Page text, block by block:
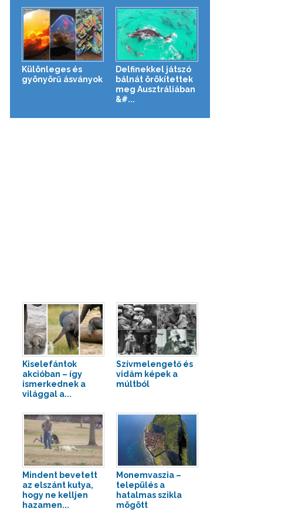
Különleges és
gyönyörű ásványok
Delfinekkel játszó
bálnát örökítettek
meg Ausztráliában
&#...
Kiselefántok
akcióban – így
ismerkednek a
világgal a...
Szívmelengető és
vidám képek a
múltból
Mindent bevetett
az elszánt kutya,
hogy ne kelljen
hazamen...
Monemvaszia –
település a
hatalmas szikla
mögött